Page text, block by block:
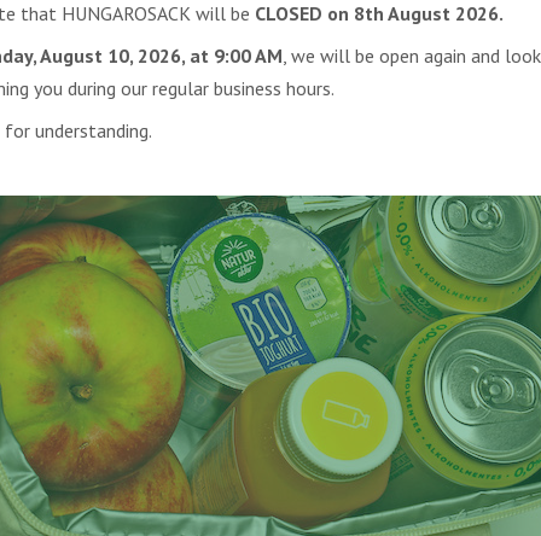
that HUNGAROSACK will be CLOSED on 8th August 2026.
August 10, 2026, at 9:00 AM, we will be open again and
you during our regular business hours.
understanding.